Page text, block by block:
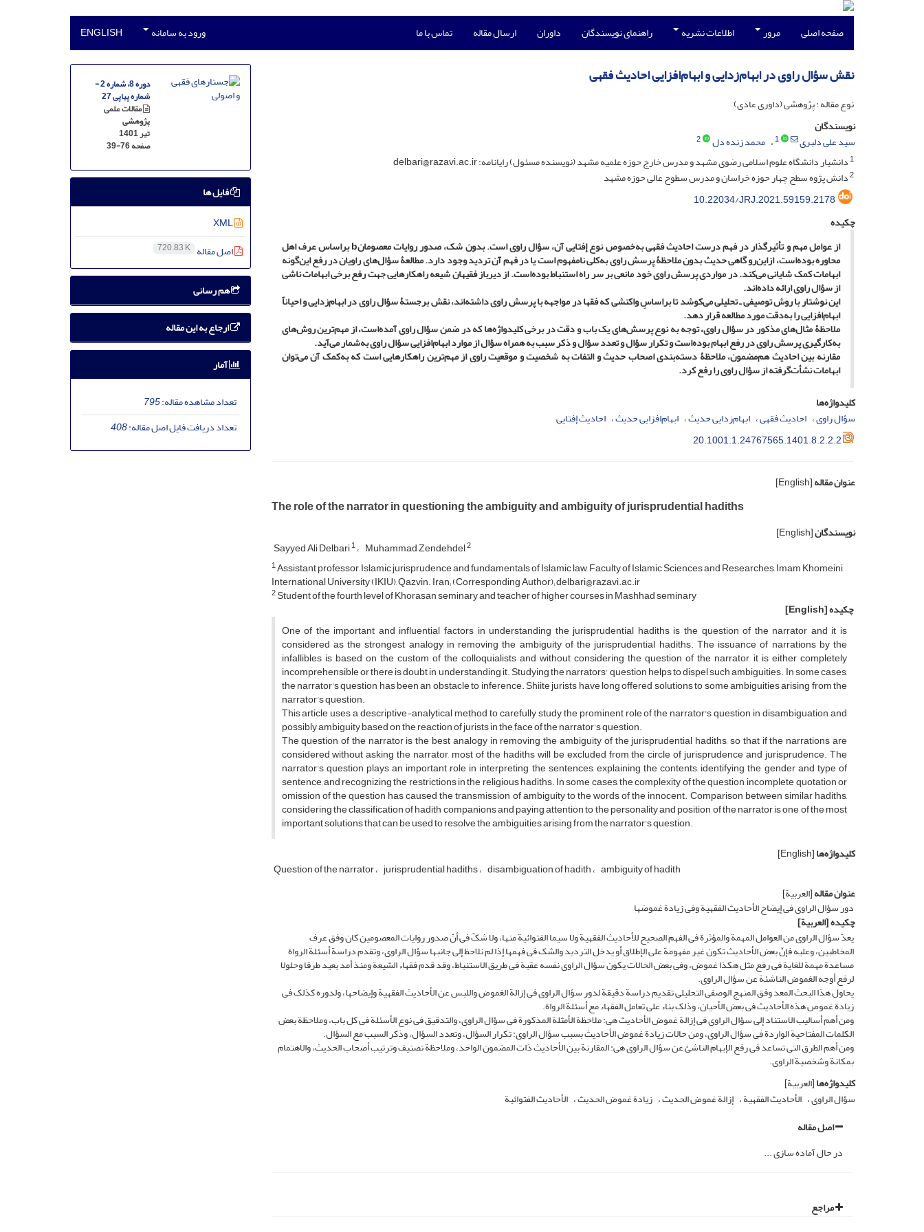
صفحه اصلی مرور اطلاعات نشریه راهنمای نویسندگان داوران ارسال مقاله تماس با ما ورود به سامانه ENGLISH
نقش سؤال راوی در ابهام‌زدایی و ابهام‌افزایی احادیث فقهی
نوع مقاله : پژوهشی (داوری عادی)
نویسندگان
سید علی دلبری
1 محمد زنده دل
2
1دانشیار دانشگاه علوم اسلامی رضوی مشهد و مدرس خارج حوزه علمیه مشهد (نویسنده مسئول) رایانامه: delbari@razavi.ac.ir
2دانش پژوه سطح چهار حوزه خراسان و مدرس سطوح عالی حوزه مشهد
10.22034/JRJ.2021.59159.2178
چکیده
از عوامل مهم و تأثیرگذار در فهم درست احادیث فقهی به‌خصوص نوع إفتایی آن، سؤال راوی است. بدون شک، صدور روایات معصومانb براساس عرف اهل
محاوره بوده‌است، ازاین‌رو گاهی حدیث بدون ملاحظۀ پرسش راوی به‌کلی نا‌مفهوم است یا در فهم آن تردید وجود دارد. مطالعۀ سؤال‌های راویان در رفع این‌گونه
ابهامات کمک شایانی می‌کند. در مواردی پرسش راوی خود مانعی بر سر راه استنباط بوده‌است. از دیرباز فقیهان شیعه راهکارهایی جهت رفع برخی ابهامات ناشی
از سؤال راوی ارائه داده‌اند.
این نوشتار با روش توصیفی ـ تحلیلی می‌کوشد تا براساسِ واکنشی که فقها در مواجهه با پرسش راوی داشته‌اند، نقش برجستۀ سؤال راوی در ابهام‌زدایی و احیاناً
ابهام‌افزایی را به‌دقت مورد مطالعه قرار دهد.
ملاحظۀ مثال‌های مذکور در سؤال راوی، توجه به نوع پرسش‌های یک باب و دقت در برخی کلید‌واژه‌ها که در ضمن سؤال راوی آمده‌است، از مهم‌ترین روش‌های
به‌کار‌گیری پرسش راوی در رفع ابهام بوده‌است و تکرار سؤال و تعدد سؤال و ذکر سبب به همراه سؤال از موارد ابهام‌افزایی سؤال راوی به‌شمار می‌آید.
مقارنه بین احادیث هم‌مضمون، ملاحظۀ دسته‌بندی اصحاب حدیث و التفات به شخصیت و موقعیت راوی از مهم‌ترین راهکارهایی است که به‌کمک آن می‌توان
ابهامات نشأت‌گرفته از سؤال راوی را رفع کرد.
کلیدواژه‌ها
سؤال راوی احادیث فقهی ابهام‌زدایی حدیث ابهام‌افزایی حدیث احادیث إفتایی
20.1001.1.24767565.1401.8.2.2.2
عنوان مقاله[English]
The role of the narrator in questioning the ambiguity and ambiguity of jurisprudential hadiths
نویسندگان[English]
Sayyed Ali Delbari1 Muhammad Zendehdel2
1Assistant professor, Islamic jurisprudence and fundamentals of Islamic law, Faculty of Islamic Sciences and Researches, Imam Khomeini
International University (IKIU), Qazvin. Iran; (Corresponding Author); delbari@razavi.ac.ir
2Student of the fourth level of Khorasan seminary and teacher of higher courses in Mashhad seminary
چکیده[English]
One of the important and influential factors in understanding the jurisprudential hadiths is the question of the narrator and it is
considered as the strongest analogy in removing the ambiguity of the jurisprudential hadiths. The issuance of narrations by the
infallibles is based on the custom of the colloquialists and without considering the question of the narrator, it is either completely
incomprehensible or there is doubt in understanding it. Studying the narrators' question helps to dispel such ambiguities. In some cases,
the narrator's question has been an obstacle to inference. Shiite jurists have long offered solutions to some ambiguities arising from the
narrator's question.
This article uses a descriptive-analytical method to carefully study the prominent role of the narrator's question in disambiguation and
possibly ambiguity based on the reaction of jurists in the face of the narrator's question.
The question of the narrator is the best analogy in removing the ambiguity of the jurisprudential hadiths, so that if the narrations are
considered without asking the narrator, most of the hadiths will be excluded from the circle of jurisprudence and jurisprudence. The
narrator's question plays an important role in interpreting the sentences, explaining the contents, identifying the gender and type of
sentence, and recognizing the restrictions in the religious hadiths. In some cases, the complexity of the question, incomplete quotation or
omission of the question has caused the transmission of ambiguity to the words of the innocent. Comparison between similar hadiths,
considering the classification of hadith companions and paying attention to the personality and position of the narrator is one of the most
important solutions that can be used to resolve the ambiguities arising from the narrator's question.
کلیدواژه‌ها[English]
Question of the narrator jurisprudential hadiths disambiguation of hadith ambiguity of hadith
عنوان مقاله[العربیة]
دور سؤال الراوی فی إیضاح الأحادیث الفقهیة وفی زیادة غموضها
چکیده[العربیة]
یعدّ سؤال الراوی من العوامل المهمة والمؤثرة فی الفهم الصحیح للأحادیث الفقهیة ولا سیما الفتوائیة منها، ولا شکّ فی أنّ صدور روایات المعصومین کان وفق عرف
المخاطبین، وعلیه فإنّ بعض الأحادیث تکون غیر مفهومة على الإطلاق أو یدخل التردید والشک فی فهمها إذا لم نلاحظ إلى جانبها سؤال الراوی، وتقدم دراسة أسئلة الرواة
مساعدة مهمة للغایة فی رفع مثل هکذا غموض، وفی بعض الحالات یکون سؤال الراوی نفسه عقبة فی طریق الاستنباط، وقد قدم فقهاء الشیعة ومنذ أمد بعید طرقا وحلولا
لرفع أوجه الغموض الناشئة عن سؤال الراوی.
یحاول هذا البحث المعد وفق المنهج الوصفی التحلیلی تقدیم دراسة دقیقة لدور سؤال الراوی فی إزالة الغموض واللبس عن الأحادیث الفقهیة وإیضاحها، ولدوره کذلک فی
زیادة غموص هذه الأحادیث فی بعض الأحیان، وذلک بناء على تعامل الفقهاء مع أسئلة الرواة.
ومن أهم أسالیب الاستناد إلى سؤال الراوی فی إزالة غموض الأحادیث هی: ملاحظة الأمثلة المذکورة فی سؤال الراوی، والتدقیق فی نوع الأسئلة فی کل باب، وملاحظة بعض
الکلمات المفتاحیة الواردة فی سؤال الراوی، ومن حالات زیادة غموض الأحادیث بسبب سؤال الراوی: تکرار السؤال، وتعدد السؤال، وذکر السبب مع السؤال.
ومن أهم الطرق التی تساعد فی رفع الإبهام الناشئ عن سؤال الراوی هی: المقارنة بین الأحادیث ذات المضمون الواحد، وملاحظة تصنیف وترتیب أصحاب الحدیث، والاهتمام
بمکانة وشخصیة الراوی.
کلیدواژه‌ها[العربیة]
سؤال الراوی الأحادیث الفقهیة إزالة غموض الحدیث زیادة غموض الحدیث الأحادیث الفتوائیة
اصل مقاله
در حال آماده سازی ...
مراجع
دوره 8، شماره 2 -
شماره پیاپی 27
مقالات علمی
پژوهشی
تیر 1401
صفحه39-76
فایل ها
XML
اصل مقاله 720.83 K
هم رسانی
ارجاع به این مقاله
آمار
تعداد مشاهده مقاله:795
تعداد دریافت فایل اصل مقاله:408